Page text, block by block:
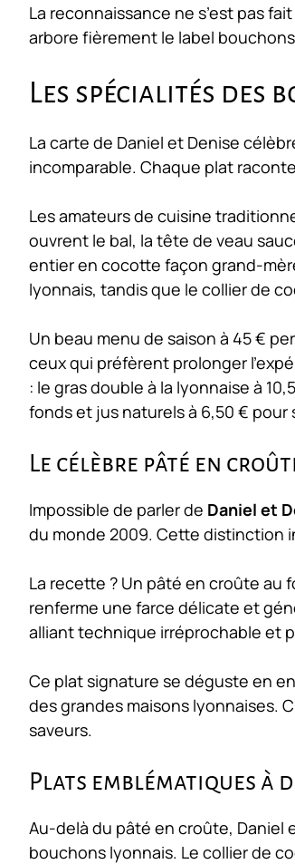
La reconnaissance ne s’est pas
arbore fièrement le label
Les spécialités des
La carte de Daniel et Denise
incomparable. Chaque plat
Les amateurs de cuisine
ouvrent le bal, la tête de veau
entier en cocotte façon grand-
lyonnais, tandis que le collier de
Un beau menu de saison à 45 €
ceux qui préfèrent prolonger
: le gras double à la lyonnaise à
fonds et jus naturels à 6,50 € pour
Le célèbre pâté en
Impossible de parler de Daniel et
du monde 2009. Cette distinction
La recette ? Un pâté en croûte au
renferme une farce délicate et
alliant technique irréprochable et
Ce plat signature se déguste en
des grandes maisons lyonnaises.
saveurs.
Plats emblématiques à
Au-delà du pâté en croûte, Daniel
bouchons lyonnais. Le collier de